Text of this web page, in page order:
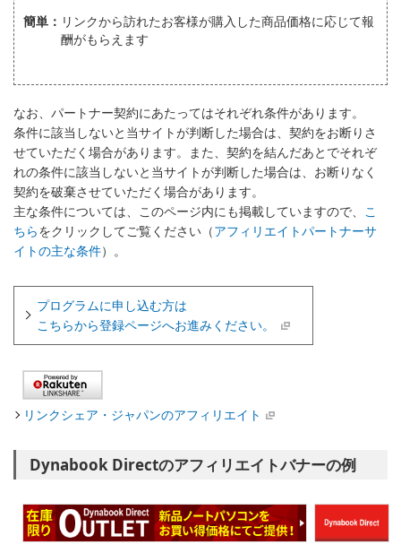
簡単： リンクから訪れたお客様が購入した商品価格に応じて報
酬がもらえます
なお、パートナー契約にあたってはそれぞれ条件があります。
条件に該当しないと当サイトが判断した場合は、契約をお断りさ
せていただく場合があります。また、契約を結んだあとでそれぞ
れの条件に該当しないと当サイトが判断した場合は、お断りなく
契約を破棄させていただく場合があります。
主な条件については、このページ内にも掲載していますので、
こ
ちらをクリックしてご覧ください（アフィリエイトパートナーサ
イトの主な条件）。
プログラムに申し込む方は
こちらから登録ページへお進みください。
リンクシェア・ジャパンのアフィリエイト
Dynabook Directのアフィリエイトバナーの例